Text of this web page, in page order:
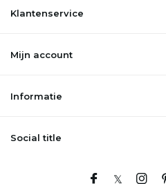
Klantenservice
Mijn account
Informatie
Social title